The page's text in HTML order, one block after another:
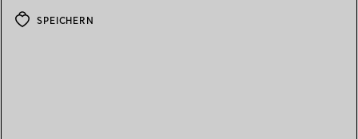
SPEICHERN